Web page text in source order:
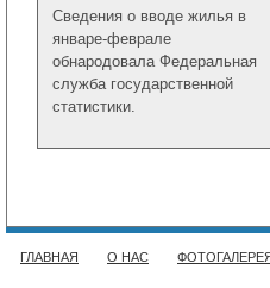
Сведения о вводе жилья в
январе-феврале
обнародовала Федеральная
служба государственной
статистики.
ГЛАВНАЯ О НАС